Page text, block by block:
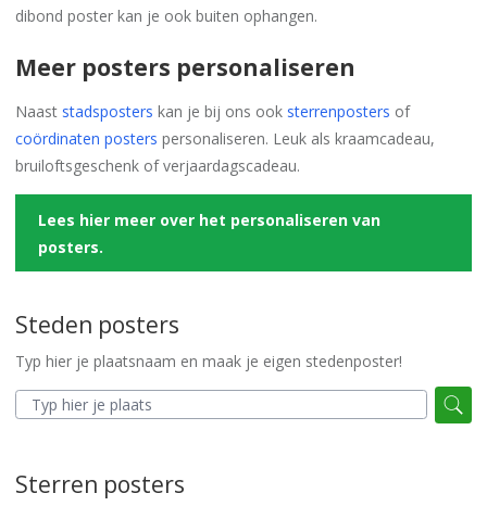
dibond poster kan je ook buiten ophangen.
Meer posters personaliseren
Naast stadsposters kan je bij ons ook sterrenposters of
coördinaten posters personaliseren. Leuk als kraamcadeau,
bruiloftsgeschenk of verjaardagscadeau.
Lees hier meer over het personaliseren van
posters.
Steden posters
Typ hier je plaatsnaam en maak je eigen stedenposter!
Sterren posters